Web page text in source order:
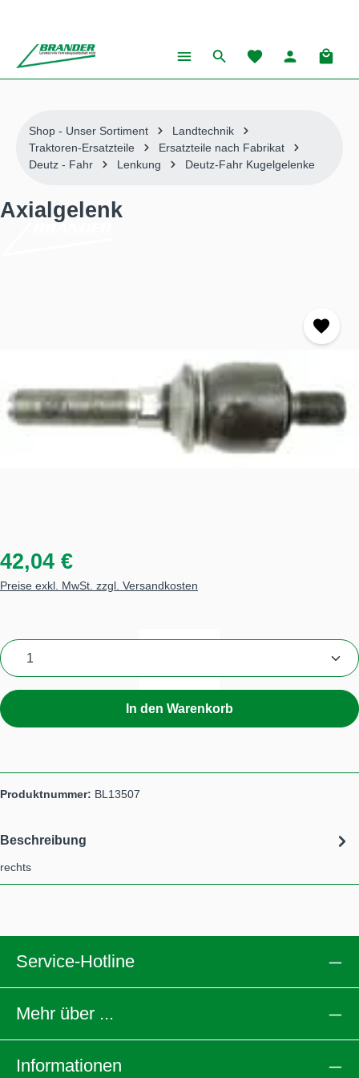
Shop - Unser Sortiment
Landtechnik
Traktoren-Ersatzteile
Ersatzteile nach Fabrikat
Deutz - Fahr
Lenkung Deutz-Fahr Kugelgelenke
Axialgelenk
42,04 €
Preise exkl. MwSt. zzgl. Versandkosten
Produkt Anzahl: Gib den gewünschten Wert
In den Warenkorb
Produktnummer: BL13507
Beschreibung
rechts
Service-Hotline
Mehr über ...
Informationen